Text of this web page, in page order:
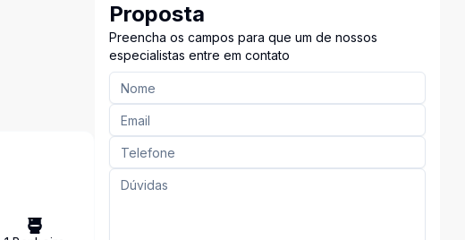
Proposta
Preencha os campos para que um de nossos
especialistas entre em contato